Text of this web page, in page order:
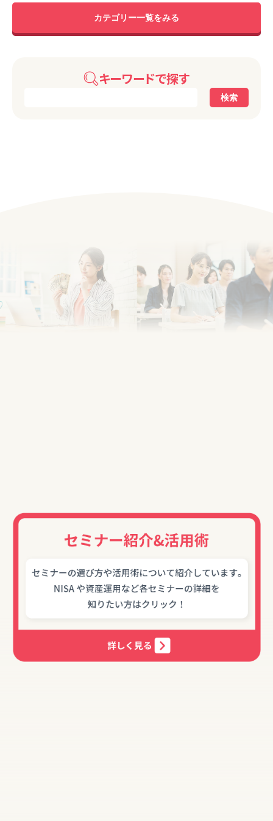
カテゴリー一覧をみる
キーワードで探す
検索